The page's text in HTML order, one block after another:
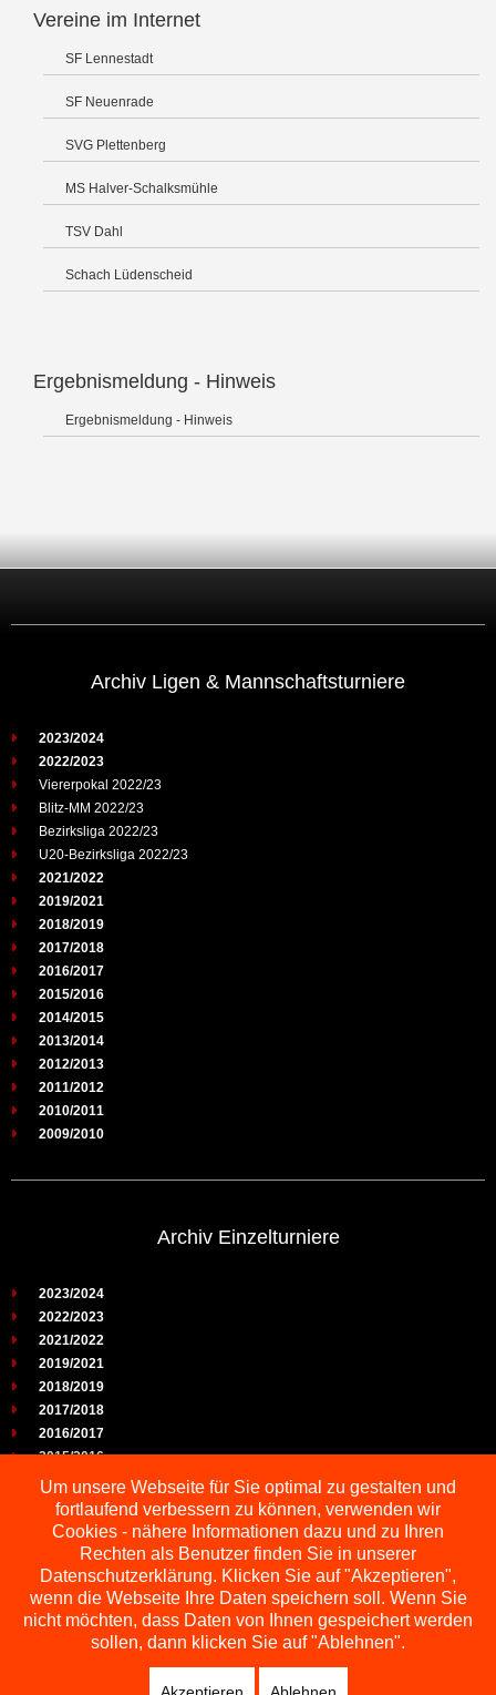
Vereine im Internet
SF Lennestadt
SF Neuenrade
SVG Plettenberg
MS Halver-Schalksmühle
TSV Dahl
Schach Lüdenscheid
Ergebnismeldung - Hinweis
Ergebnismeldung - Hinweis
Archiv Ligen & Mannschaftsturniere
2023/2024
2022/2023
Viererpokal 2022/23
Blitz-MM 2022/23
Bezirksliga 2022/23
U20-Bezirksliga 2022/23
2021/2022
2019/2021
2018/2019
2017/2018
2016/2017
2015/2016
2014/2015
2013/2014
2012/2013
2011/2012
2010/2011
2009/2010
Archiv Einzelturniere
2023/2024
2022/2023
2021/2022
2019/2021
2018/2019
2017/2018
2016/2017
2015/2016
2014/2015
2013/2014
2012/2013
2011/2012
2010/2011
2009/2010
Um unsere Webseite für Sie optimal zu gestalten und
fortlaufend verbessern zu können, verwenden wir
Cookies - nähere Informationen dazu und zu Ihren
Rechten als Benutzer finden Sie in unserer
Datenschutzerklärung. Klicken Sie auf "Akzeptieren",
wenn die Webseite Ihre Daten speichern soll. Wenn Sie
nicht möchten, dass Daten von Ihnen gespeichert werden
sollen, dann klicken Sie auf "Ablehnen".